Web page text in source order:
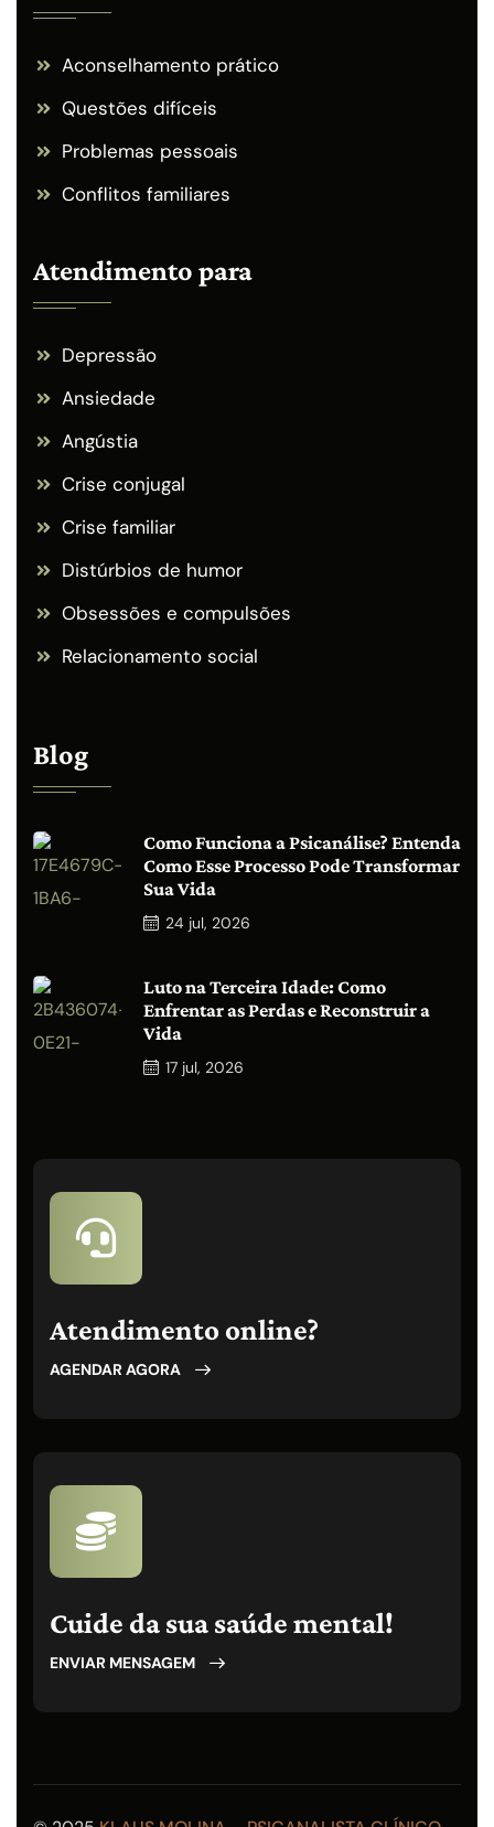
Aconselhamento prático
Questões difíceis
Problemas pessoais
Conflitos familiares
Atendimento para
Depressão
Ansiedade
Angústia
Crise conjugal
Crise familiar
Distúrbios de humor
Obsessões e compulsões
Relacionamento social
Blog
Como Funciona a Psicanálise? Entenda
Como Esse Processo Pode Transformar
Sua Vida
24 jul, 2026
Luto na Terceira Idade: Como
Enfrentar as Perdas e Reconstruir a
Vida
17 jul, 2026
Atendimento online?
AGENDAR AGORA
Cuide da sua saúde mental!
ENVIAR MENSAGEM